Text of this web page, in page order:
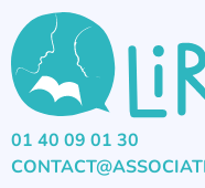
01 40 09 01 30